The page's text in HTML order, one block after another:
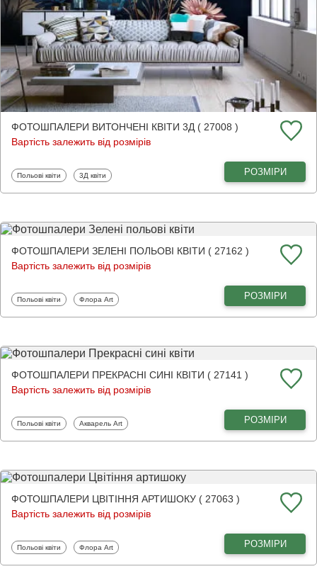
ФОТОШПАЛЕРИ ВИТОНЧЕНІ КВІТИ 3Д ( 27008 )
Вартість залежить від розмірів
Фотошпалери
Польові квіти Фотошпалери
3Д квіти РОЗМІРИ
ФОТОШПАЛЕРИ ЗЕЛЕНІ ПОЛЬОВІ КВІТИ ( 27162 )
Вартість залежить від розмірів
Фотошпалери
Польові квіти Фотошпалери
Флора Art РОЗМІРИ
ФОТОШПАЛЕРИ ПРЕКРАСНІ СИНІ КВІТИ ( 27141 )
Вартість залежить від розмірів
Фотошпалери
Польові квіти Фотошпалери
Акварель Art РОЗМІРИ
ФОТОШПАЛЕРИ ЦВІТІННЯ АРТИШОКУ ( 27063 )
Вартість залежить від розмірів
Фотошпалери
Польові квіти Фотошпалери
Флора Art РОЗМІРИ